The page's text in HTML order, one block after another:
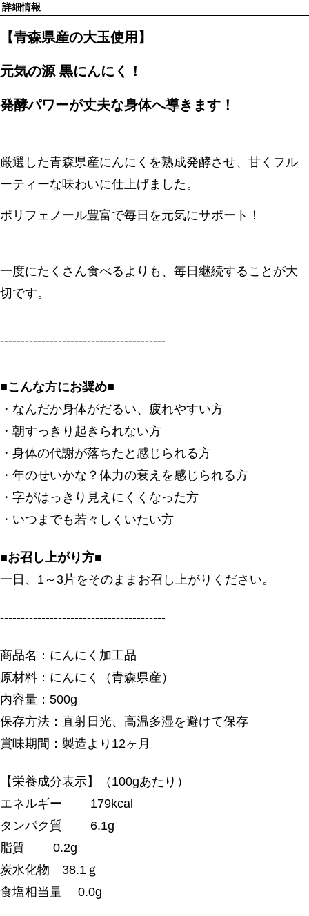
詳細情報
【青森県産の大玉使用】
元気の源 黒にんにく！
発酵パワーが丈夫な身体へ導きます！
厳選した青森県産にんにくを熟成発酵させ、甘くフル
ーティーな味わいに仕上げました。
ポリフェノール豊富で毎日を元気にサポート！
一度にたくさん食べるよりも、毎日継続することが大
切です。
----------------------------------------
■こんな方にお奨め■
・なんだか身体がだるい、疲れやすい方
・朝すっきり起きられない方
・身体の代謝が落ちたと感じられる方
・年のせいかな？体力の衰えを感じられる方
・字がはっきり見えにくくなった方
・いつまでも若々しくいたい方
■お召し上がり方■
一日、1～3片をそのままお召し上がりください。
----------------------------------------
商品名：にんにく加工品
原材料：にんにく（青森県産）
内容量：500g
保存方法：直射日光、高温多湿を避けて保存
賞味期間：製造より12ヶ月
【栄養成分表示】（100gあたり）
エネルギー 179kcal
タンパク質 6.1g
脂質 0.2g
炭水化物 38.1ｇ
食塩相当量 0.0g